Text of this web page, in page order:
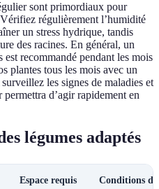
sont primordiaux pour
régulièrement l’humidité
un stress hydrique, tandis
des racines. En général, un
recommandé pendant les mois
plantes tous les mois avec un
les signes de maladies et
d’agir rapidement en
légumes adaptés
Espace requis Conditions